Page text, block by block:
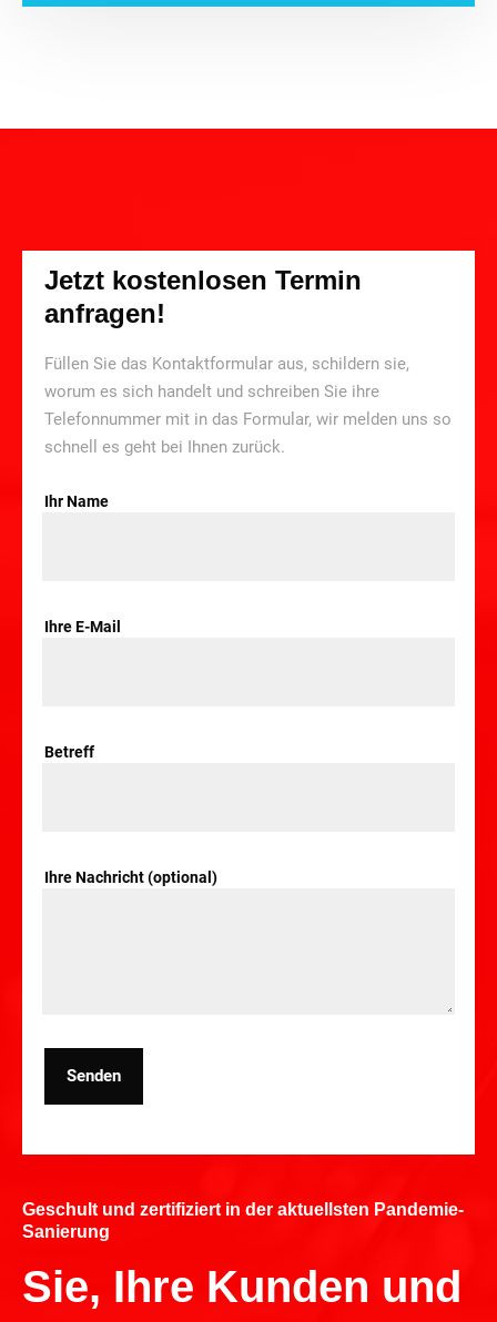
Jetzt kostenlosen Termin
anfragen!
Füllen Sie das Kontaktformular aus, schildern sie,
worum es sich handelt und schreiben Sie ihre
Telefonnummer mit in das Formular, wir melden uns so
schnell es geht bei Ihnen zurück.
Ihr Name
Ihre E-Mail
Betreff
Ihre Nachricht (optional)
Senden
Geschult und zertifiziert in der aktuellsten Pandemie-
Sanierung
Sie, Ihre Kunden und